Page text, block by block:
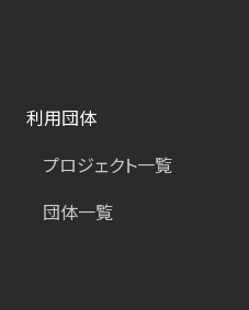
利用団体
プロジェクト一覧
団体一覧